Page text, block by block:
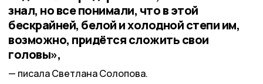
знал, но все понимали, что в этой
бескрайней, белой и холодной степи им,
возможно, придётся сложить свои
головы»,
писала Светлана Солопова.